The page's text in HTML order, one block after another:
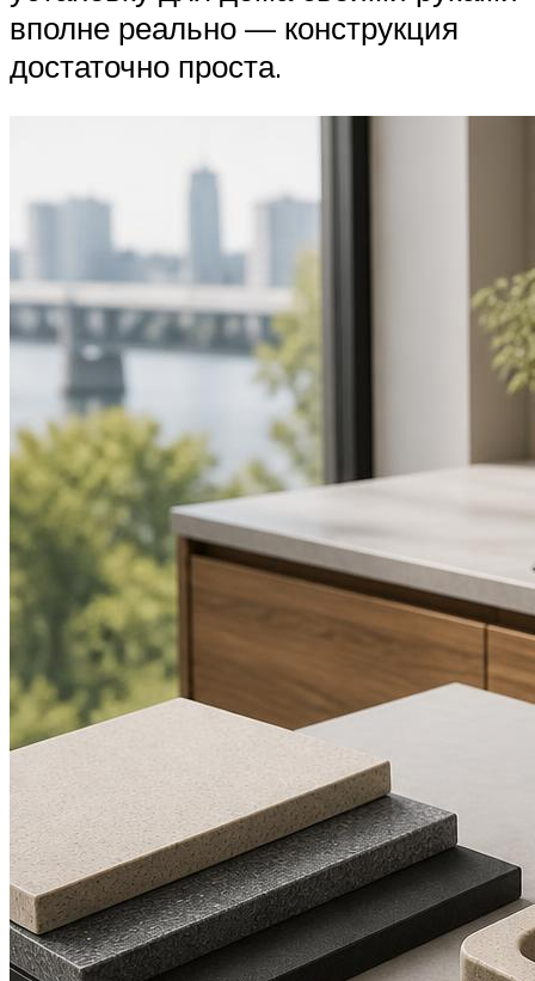
вполне реально — конструкция
достаточно проста.